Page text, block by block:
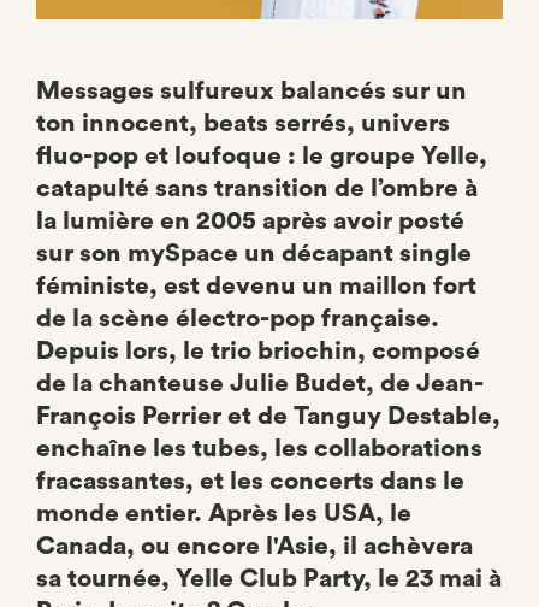
Messages sulfureux balancés sur un
ton innocent, beats serrés, univers
fluo-pop et loufoque : le groupe Yelle,
catapulté sans transition de l’ombre à
la lumière en 2005 après avoir posté
sur son mySpace un décapant single
féministe, est devenu un maillon fort
de la scène électro-pop française.
Depuis lors, le trio briochin, composé
de la chanteuse Julie Budet, de Jean-
François Perrier et de Tanguy Destable,
enchaîne les tubes, les collaborations
fracassantes, et les concerts dans le
monde entier. Après les USA, le
Canada, ou encore l'Asie, il achèvera
sa tournée, Yelle Club Party, le 23 mai à